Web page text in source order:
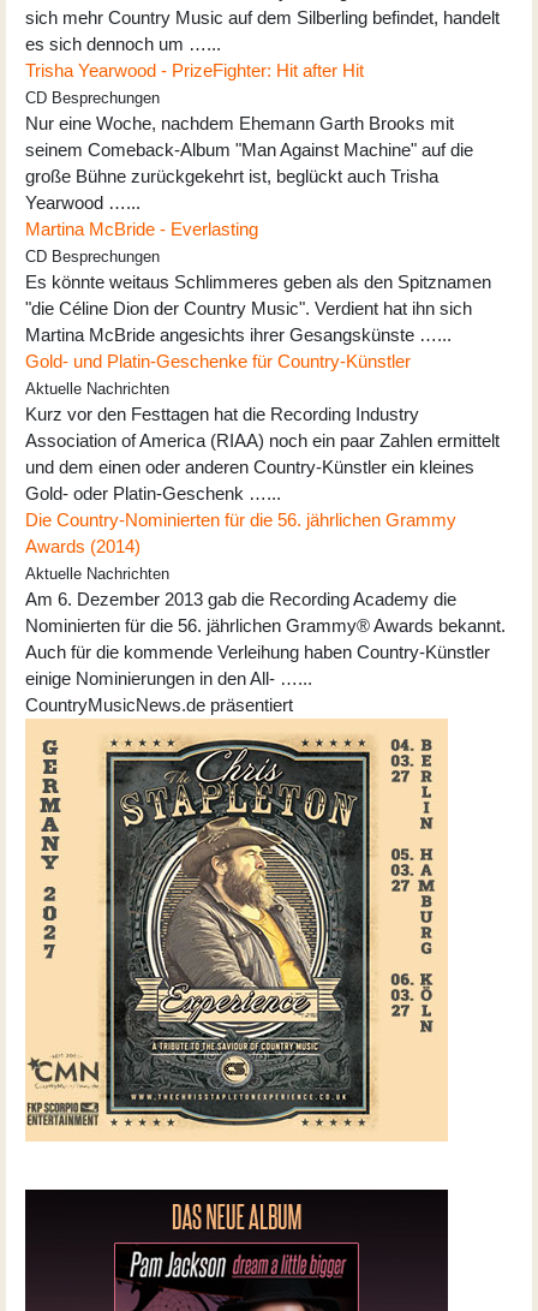
sich mehr Country Music auf dem Silberling befindet, handelt
es sich dennoch um …...
Trisha Yearwood - PrizeFighter: Hit after Hit
CD Besprechungen
Nur eine Woche, nachdem Ehemann Garth Brooks mit
seinem Comeback-Album "Man Against Machine" auf die
große Bühne zurückgekehrt ist, beglückt auch Trisha
Yearwood …...
Martina McBride - Everlasting
CD Besprechungen
Es könnte weitaus Schlimmeres geben als den Spitznamen
"die Céline Dion der Country Music". Verdient hat ihn sich
Martina McBride angesichts ihrer Gesangskünste …...
Gold- und Platin-Geschenke für Country-Künstler
Aktuelle Nachrichten
Kurz vor den Festtagen hat die Recording Industry
Association of America (RIAA) noch ein paar Zahlen ermittelt
und dem einen oder anderen Country-Künstler ein kleines
Gold- oder Platin-Geschenk …...
Die Country-Nominierten für die 56. jährlichen Grammy
Awards (2014)
Aktuelle Nachrichten
Am 6. Dezember 2013 gab die Recording Academy die
Nominierten für die 56. jährlichen Grammy® Awards bekannt.
Auch für die kommende Verleihung haben Country-Künstler
einige Nominierungen in den All- …...
CountryMusicNews.de präsentiert